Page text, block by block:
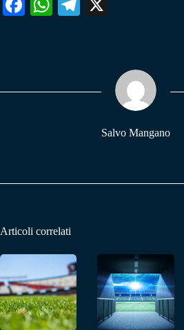
pp m
Salvo Mangano
Articoli correlati